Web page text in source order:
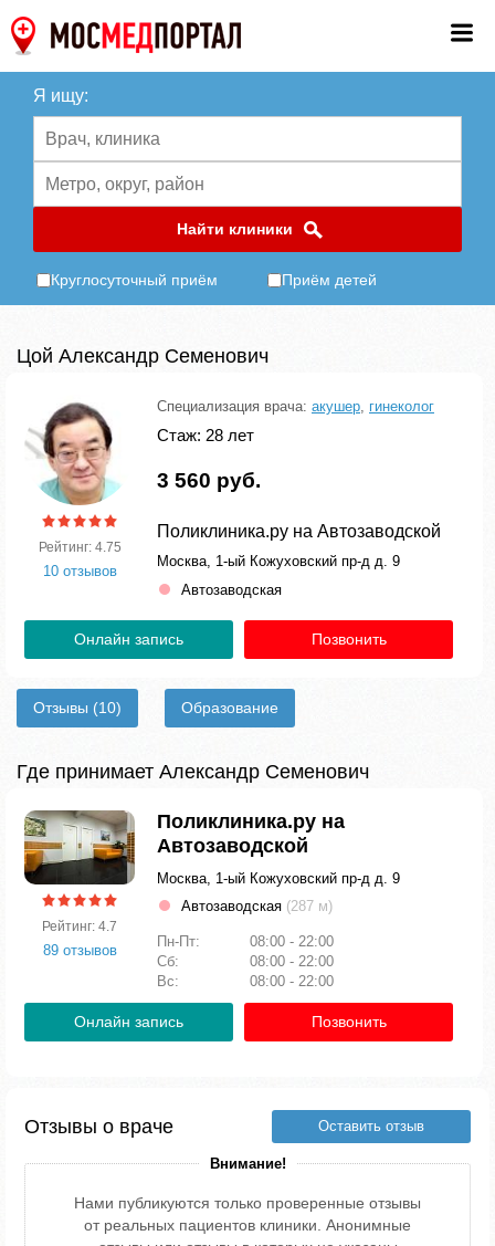
Я ищу:
Найти клиники
Круглосуточный приём Приём детей
Цой Александр Семенович
Рейтинг: 4.75
10 отзывов
Специализация врача: акушер, гинеколог
Стаж: 28 лет
3 560 руб.
Поликлиника.ру на Автозаводской
Москва, 1-ый Кожуховский пр-д д. 9
Автозаводская
Онлайн запись Позвонить
Отзывы (10) Образование
Где принимает Александр Семенович
Рейтинг: 4.7
89 отзывов
Поликлиника.ру на
Автозаводской
Москва, 1-ый Кожуховский пр-д д. 9
Автозаводская (287 м)
Пн-Пт:
08:00 - 22:00
Сб:
08:00 - 22:00
Вс:
08:00 - 22:00
Онлайн запись Позвонить
Отзывы о враче Оставить отзыв
Внимание!
Нами публикуются только проверенные отзывы
от реальных пациентов клиники. Анонимные